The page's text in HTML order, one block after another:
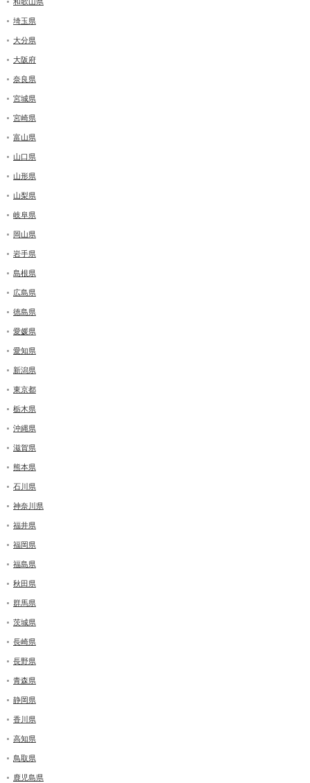
埼玉県
大分県
大阪府
奈良県
宮城県
宮崎県
富山県
山口県
山形県
山梨県
岐阜県
岡山県
岩手県
島根県
広島県
徳島県
愛媛県
愛知県
新潟県
東京都
栃木県
沖縄県
滋賀県
熊本県
石川県
神奈川県
福井県
福岡県
福島県
秋田県
群馬県
茨城県
長崎県
長野県
青森県
静岡県
香川県
高知県
鳥取県
鹿児島県